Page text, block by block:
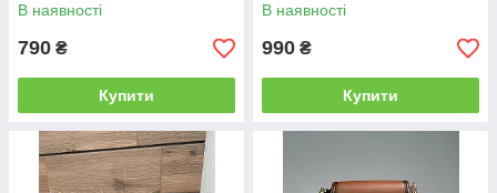
В наявності
790 ₴
Купити
В наявності
990 ₴
Купити